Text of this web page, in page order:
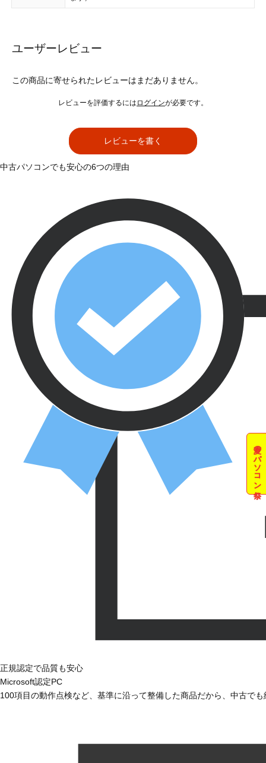
ユーザーレビュー
この商品に寄せられたレビューはまだありません。
レビューを評価するには ログインが必要です。
レビューを書く
夏のパソコン祭
中古パソコンでも安心の6つの理由
正規認定で品質も安心
Microsoft認定PC
100項目の動作点検など、基準に沿って整備した商品だから、中古で